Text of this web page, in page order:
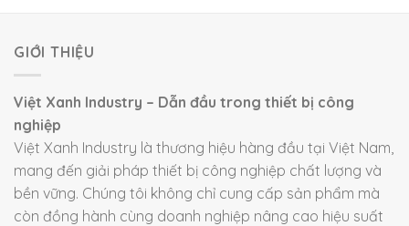
GIỚI THIỆU
Việt Xanh Industry – Dẫn đầu trong thiết bị công
nghiệp
Việt Xanh Industry là thương hiệu hàng đầu tại Việt Nam,
mang đến giải pháp thiết bị công nghiệp chất lượng và
bền vững. Chúng tôi không chỉ cung cấp sản phẩm mà
còn đồng hành cùng doanh nghiệp nâng cao hiệu suất